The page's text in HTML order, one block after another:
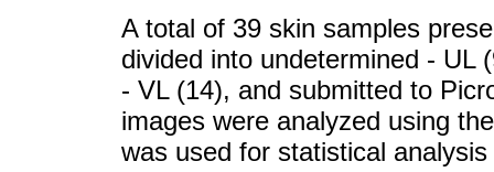
A total of 39 skin samples
divided into undetermined - UL
- VL (14), and submitted to
images were analyzed using
was used for statistical